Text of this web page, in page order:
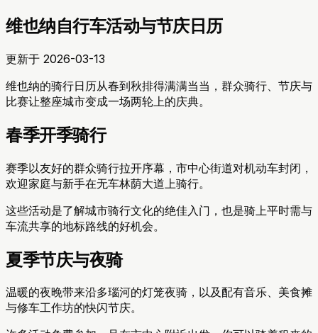
维也纳自行车活动与节庆日历
更新于 2026-03-13
维也纳的骑行日历从春到秋排得满满当当，群众骑行、节庆与
比赛让整座城市变成一场两轮上的庆典。
春季开季骑行
赛季以友好的群众骑行拉开序幕，市中心街道对机动车封闭，
欢迎家庭与新手在无车林荫大道上骑行。
这些活动是了解城市骑行文化的绝佳入门，也是骑上平时需与
车流共享的地标路线的好机会。
夏季节庆与夜骑
温暖的夜晚带来沿多瑙河的灯笼夜骑，以及配有音乐、美食摊
与修车工作坊的快闪节庆。